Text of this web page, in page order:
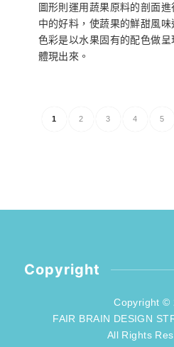
圖形則運用蔬果原料的剖面
中的好料，使蔬果的鮮甜風
色彩是以水果固有的配色做
體現出來。
1 2 3 4 5
Copyright
Copyright ©
FAIR BRAIN DESIGN
All Rights